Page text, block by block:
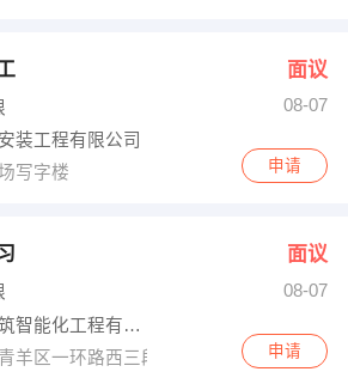
面议
08-07
装工程有限公司
写字楼
申请
面议
08-07
四川省通瑞建筑智能化工程有限公司
羊区一环路西三段西月大厦10楼7号
申请